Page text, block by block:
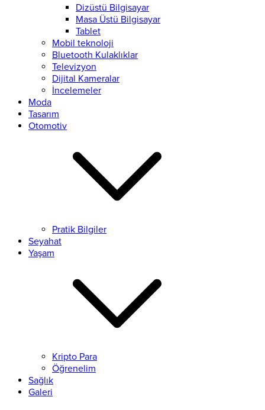
Dizüstü Bilgisayar
Masa Üstü Bilgisayar
Tablet
Mobil teknoloji
Bluetooth Kulaklıklar
Televizyon
Dijital Kameralar
İncelemeler
Moda
Tasarım
Otomotiv
Pratik Bilgiler
Seyahat
Yaşam
Kripto Para
Öğrenelim
Sağlık
Galeri